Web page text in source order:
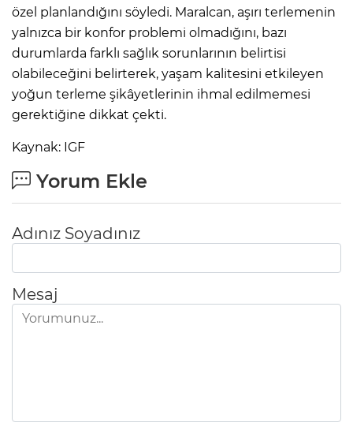
özel planlandığını söyledi. Maralcan, aşırı terlemenin
yalnızca bir konfor problemi olmadığını, bazı
durumlarda farklı sağlık sorunlarının belirtisi
olabileceğini belirterek, yaşam kalitesini etkileyen
yoğun terleme şikâyetlerinin ihmal edilmemesi
gerektiğine dikkat çekti.
Kaynak: IGF
Yorum Ekle
Adınız Soyadınız
Mesaj